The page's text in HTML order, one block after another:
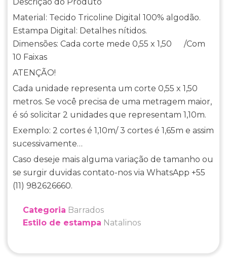
Material: Tecido Tricoline Digital 100% algodão.
Estampa Digital: Detalhes nítidos.
Dimensões: Cada corte mede 0,55 x 1,50 /Com
10 Faixas
ATENÇÃO!
Cada unidade representa um corte 0,55 x 1,50
metros. Se você precisa de uma metragem maior,
é só solicitar 2 unidades que representam 1,10m.
Exemplo: 2 cortes é 1,10m/ 3 cortes é 1,65m e assim
sucessivamente…
Caso deseje mais alguma variação de tamanho ou
se surgir duvidas contato-nos via WhatsApp +55
(11) 982626660.
Categoria Barrados
Estilo de estampa Natalinos